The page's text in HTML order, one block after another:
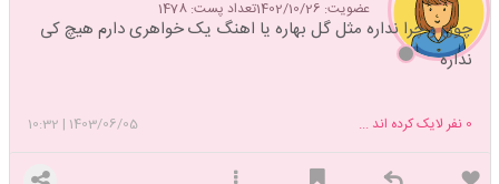
عضویت: 1402/10/26 تعداد پست: 1478
چون و چرا نداره مثل گل بهاره یا اهنگ یک خواهری دارم هیچ کی
نداره
1403/06/05
|
10:32 0 نفر لایک کرده اند ...